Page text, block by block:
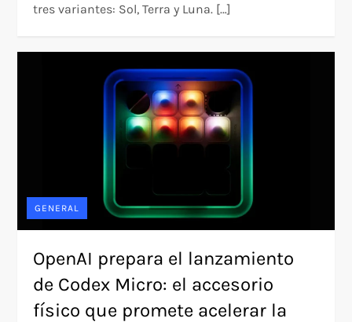
tres variantes: Sol, Terra y Luna. […]
GENERAL
OpenAI prepara el lanzamiento
de Codex Micro: el accesorio
físico que promete acelerar la